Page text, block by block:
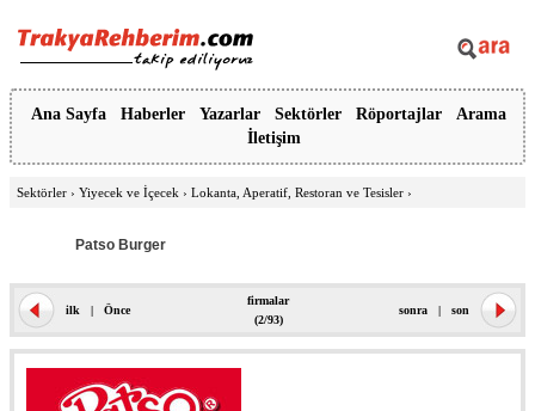
Ana Sayfa Haberler Yazarlar Sektörler Röportajlar
Arama
İletişim
Sektörler › Yiyecek ve İçecek › Lokanta, Aperatif, Restoran ve Tesisler ›
Patso Burger
ilk | Önce
firmalar
(2/93)
sonra | son